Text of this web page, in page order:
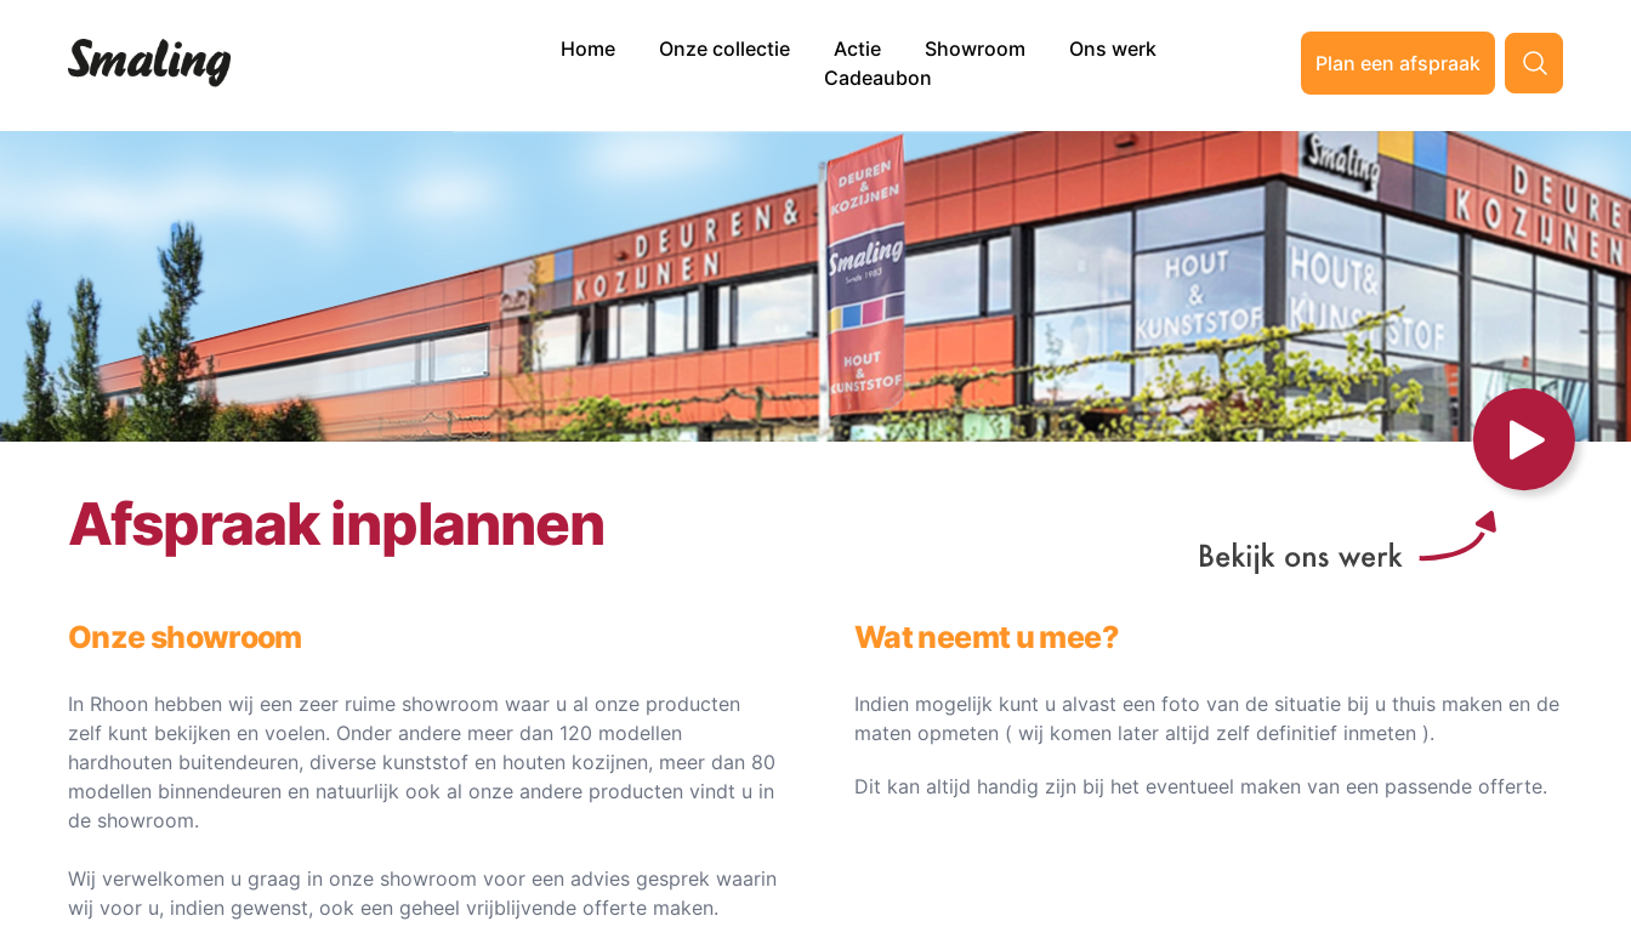
Home Onze collectie Actie Showroom
Ons werk
Cadeaubon
Plan een afspraak
Afspraak inplannen
Onze showroom
In Rhoon hebben wij een zeer ruime showroom waar u al onze producten
zelf kunt bekijken en voelen. Onder andere meer dan 120 modellen
hardhouten buitendeuren, diverse kunststof en houten kozijnen, meer dan 80
modellen binnendeuren en natuurlijk ook al onze andere producten vindt u in
de showroom.
Wij verwelkomen u graag in onze showroom voor een advies gesprek waarin
wij voor u, indien gewenst, ook een geheel vrijblijvende offerte maken.
Wat neemt u mee?
Indien mogelijk kunt u alvast een foto van de situatie bij u thuis maken en de
maten opmeten ( wij komen later altijd zelf definitief inmeten ).
Dit kan altijd handig zijn bij het eventueel maken van een passende offerte.